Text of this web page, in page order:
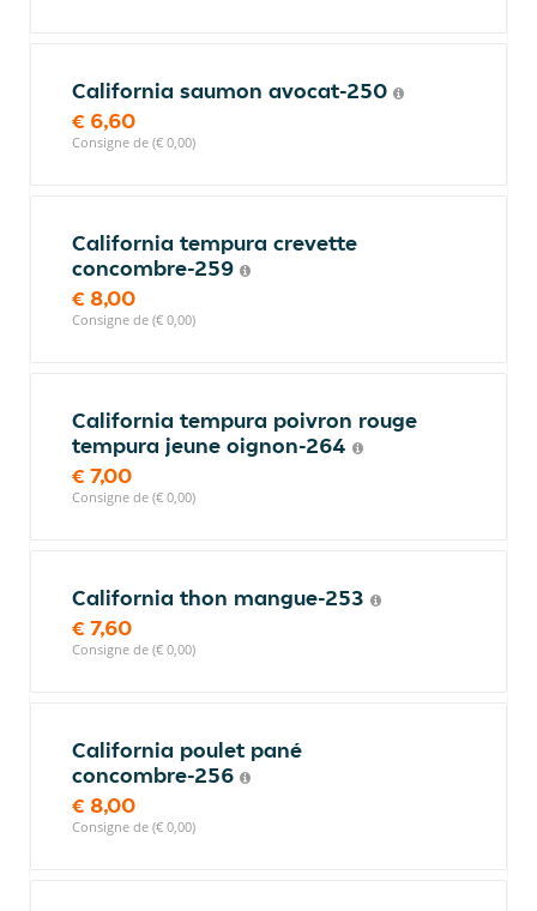
California saumon avocat-250
€ 6,60
Consigne de (€ 0,00)
California tempura crevette
concombre-259
€ 8,00
Consigne de (€ 0,00)
California tempura poivron rouge
tempura jeune oignon-264
€ 7,00
Consigne de (€ 0,00)
California thon mangue-253
€ 7,60
Consigne de (€ 0,00)
California poulet pané
concombre-256
€ 8,00
Consigne de (€ 0,00)